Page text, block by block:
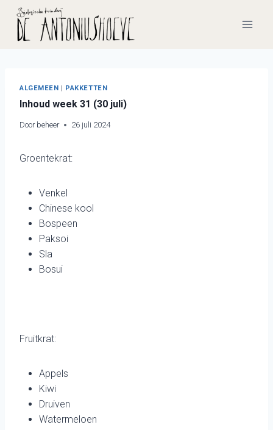
Doorgaan
naar
inhoud
ALGEMEEN | PAKKETTEN
Inhoud week 31 (30 juli)
Door beheer 26 juli 2024
Groentekrat:
Venkel
Chinese kool
Bospeen
Paksoi
Sla
Bosui
Fruitkrat:
Appels
Kiwi
Druiven
Watermeloen